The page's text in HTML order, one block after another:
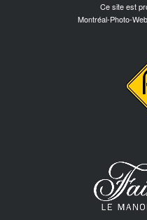
Ce site est
Montréal-Photo-